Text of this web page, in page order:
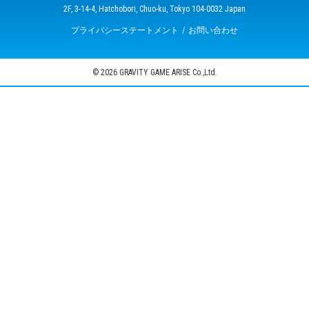
2F, 3-14-4, Hatchobori, Chuo-ku, Tokyo 104-0032 Japan
プライバシーステートメント お問い合わせ
© 2026 GRAVITY GAME ARISE Co.,Ltd.